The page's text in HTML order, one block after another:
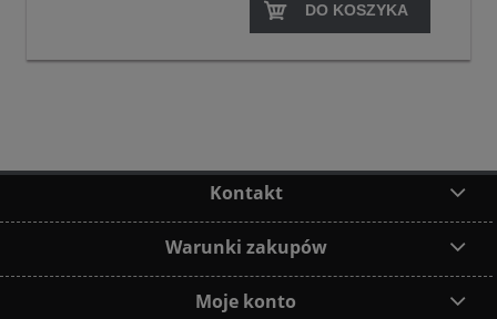
DO KOSZYKA
Kontakt
Warunki zakupów
Moje konto